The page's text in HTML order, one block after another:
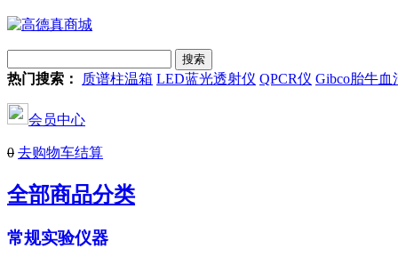
热门搜索： 质谱柱温箱 LED蓝光透射仪 QPCR仪 Gibco胎牛血
会员中心
0 去购物车结算
全部商品分类
常规实验仪器